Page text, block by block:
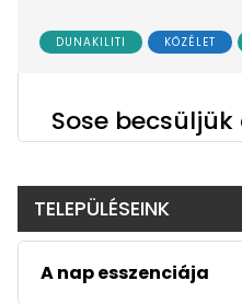
DUNAKILITI KÖZÉLET
Sose
TELEPÜLÉSEINK
A nap esszenciája